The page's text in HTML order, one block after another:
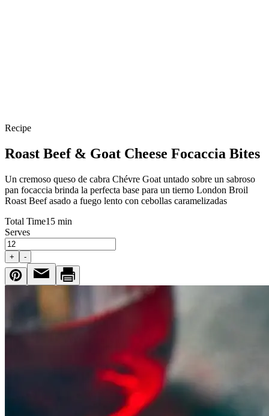
Recipe
Roast Beef & Goat Cheese Focaccia Bites
Un cremoso queso de cabra Chévre Goat untado sobre un sabroso
pan focaccia brinda la perfecta base para un tierno London Broil
Roast Beef asado a fuego lento con cebollas caramelizadas
Total Time15 min
Serves
+ -